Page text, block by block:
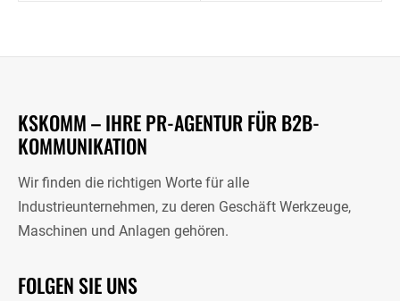
KSKOMM – IHRE PR-AGENTUR FÜR B2B-
KOMMUNIKATION
Wir finden die richtigen Worte für alle
Industrieunternehmen, zu deren Geschäft Werkzeuge,
Maschinen und Anlagen gehören.
FOLGEN SIE UNS